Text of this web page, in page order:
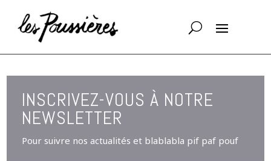
INSCRIVEZ-VOUS À NOTRE
NEWSLETTER
Pour suivre nos actualités et blablabla pif paf pouf